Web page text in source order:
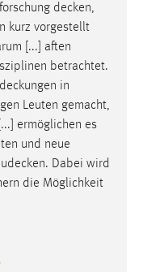
decken,
kurz vorgestellt
[...] aften
betrachtet.
in
Leuten gemacht,
ermöglichen es
und neue
. Dabei wird
die Möglichkeit
Social Media
von diesen